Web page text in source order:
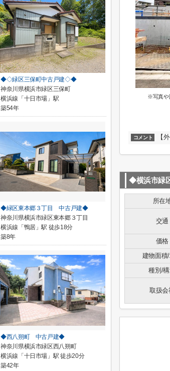
※写真や
コメント 【
◆横浜市緑
所在
交通
価格
建物面積
種別/
取扱会
◆◇緑区三保町中古戸建◇◆
神奈川県横浜市緑区三保町
横浜線「十日市場」駅
築54年
◆緑区東本郷３丁目 中古戸建◆
神奈川県横浜市緑区東本郷３丁目
横浜線「鴨居」駅 徒歩18分
築8年
◆西八朔町 中古戸建◆
神奈川県横浜市緑区西八朔町
横浜線「十日市場」駅 徒歩20分
築42年